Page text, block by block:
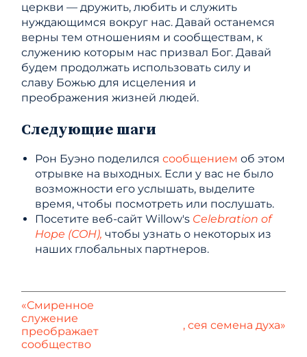
церкви — дружить, любить и служить
нуждающимся вокруг нас. Давай останемся
верны тем отношениям и сообществам, к
служению которым нас призвал Бог. Давай
будем продолжать использовать силу и
славу Божью для исцеления и
преображения жизней людей.
Следующие шаги
Рон Буэно поделилсясообщением об этом
отрывке на выходных. Если у вас не было
возможности его услышать, выделите
время, чтобы посмотреть или послушать.
Посетите веб-сайт Willow's Celebration of
Hope (COH), чтобы узнать о некоторых из
наших глобальных партнеров.
«Смиренное
служение
преображает
сообщество
, сея семена духа»